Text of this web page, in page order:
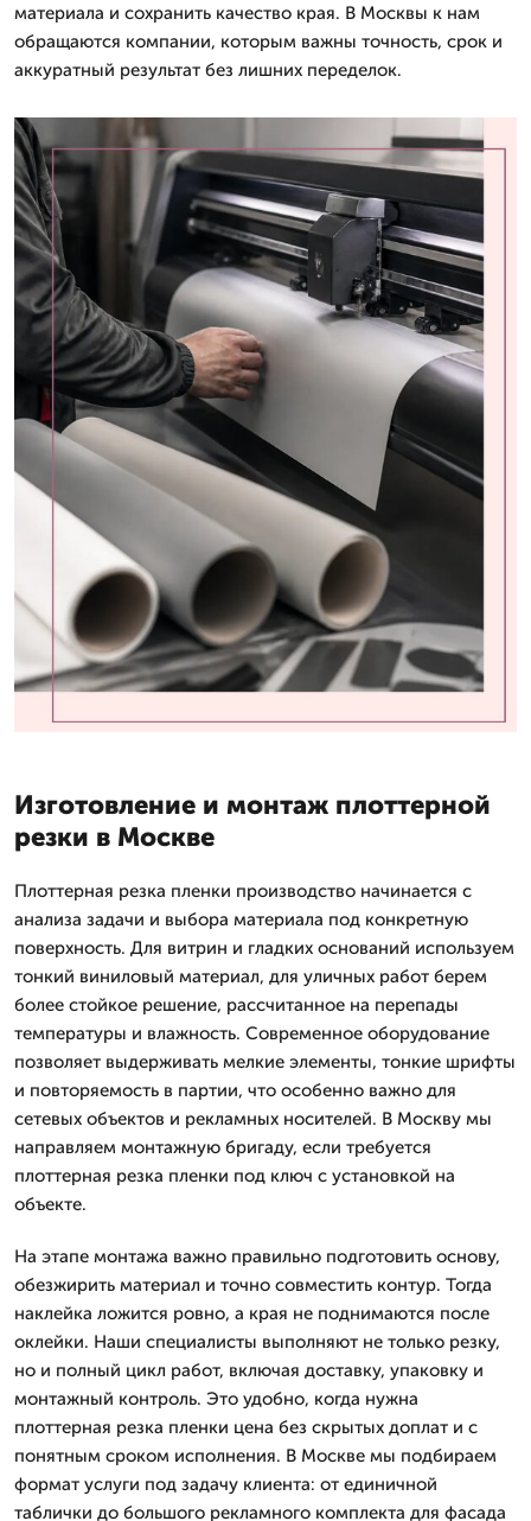
материала и сохранить качество края. В Москвы к нам
обращаются компании, которым важны точность, срок и
аккуратный результат без лишних переделок.
Изготовление и монтаж плоттерной
резки в Москве
Плоттерная резка пленки производство начинается с
анализа задачи и выбора материала под конкретную
поверхность. Для витрин и гладких оснований используем
тонкий виниловый материал, для уличных работ берем
более стойкое решение, рассчитанное на перепады
температуры и влажность. Современное оборудование
позволяет выдерживать мелкие элементы, тонкие шрифты
и повторяемость в партии, что особенно важно для
сетевых объектов и рекламных носителей. В Москву мы
направляем монтажную бригаду, если требуется
плоттерная резка пленки под ключ с установкой на
объекте.
На этапе монтажа важно правильно подготовить основу,
обезжирить материал и точно совместить контур. Тогда
наклейка ложится ровно, а края не поднимаются после
оклейки. Наши специалисты выполняют не только резку,
но и полный цикл работ, включая доставку, упаковку и
монтажный контроль. Это удобно, когда нужна
плоттерная резка пленки цена без скрытых доплат и с
понятным сроком исполнения. В Москве мы подбираем
формат услуги под задачу клиента: от единичной
таблички до большого рекламного комплекта для фасада